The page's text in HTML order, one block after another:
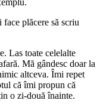
plăcere să scriu
Las toate celelalte
Mă gândesc doar la
altceva. Îmi repet
că îmi propun că
o zi-două înainte.